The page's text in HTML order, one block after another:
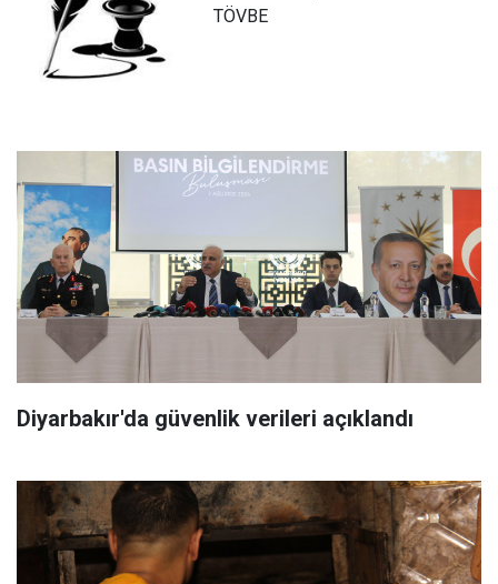
TÖVBE
Diyarbakır'da güvenlik verileri açıklandı